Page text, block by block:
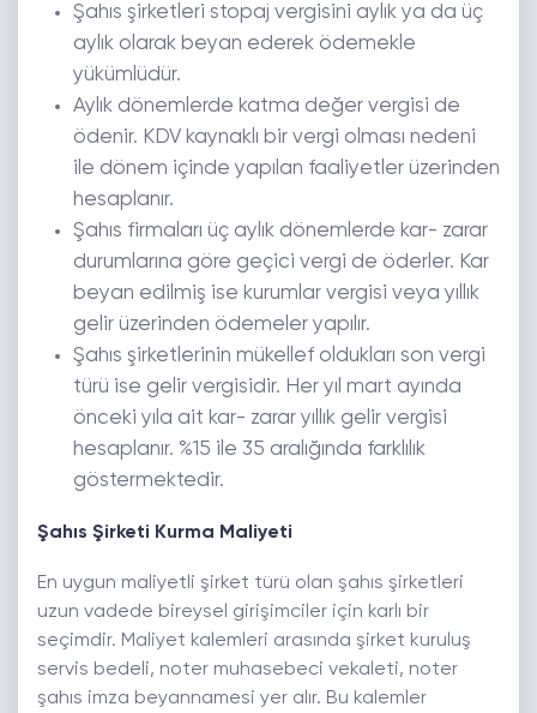
Şahıs şirketleri stopaj vergisini aylık ya da üç
aylık olarak beyan ederek ödemekle
yükümlüdür.
Aylık dönemlerde katma değer vergisi de
ödenir. KDV kaynaklı bir vergi olması nedeni
ile dönem içinde yapılan faaliyetler üzerinden
hesaplanır.
Şahıs firmaları üç aylık dönemlerde kar- zarar
durumlarına göre geçici vergi de öderler. Kar
beyan edilmiş ise kurumlar vergisi veya yıllık
gelir üzerinden ödemeler yapılır.
Şahıs şirketlerinin mükellef oldukları son vergi
türü ise gelir vergisidir. Her yıl mart ayında
önceki yıla ait kar- zarar yıllık gelir vergisi
hesaplanır. %15 ile 35 aralığında farklılık
göstermektedir.
Şahıs Şirketi Kurma Maliyeti
En uygun maliyetli şirket türü olan şahıs şirketleri
uzun vadede bireysel girişimciler için karlı bir
seçimdir. Maliyet kalemleri arasında şirket kuruluş
servis bedeli, noter muhasebeci vekaleti, noter
şahıs imza beyannamesi yer alır. Bu kalemler